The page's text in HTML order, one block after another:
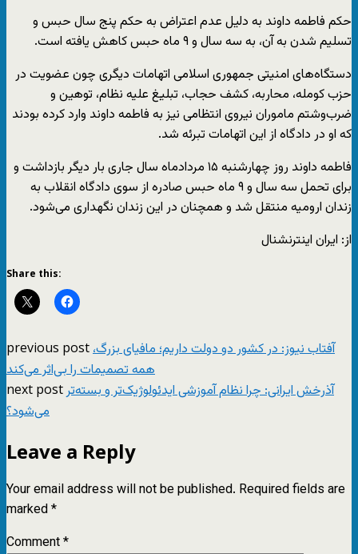
حکم فاطمه داوند به دلیل عدم اعتراض به حکم پنج سال حبس و
تسلیم شدن بە آن، بە سه سال و ٩ ماه حبس کاهش یافتە است.
دستگاه‌های امنیتی جمهوری اسلامی اتهامات دیگری چون عضویت در
حزب کوملە، محاربە، کشف حجاب، تبلیغ علیە نظام، توهین و
ضرب‌و‌شتم ماموران نیروی انتظامی نیز به فاطمه داوند وارد کرده بودند
که او در دادگاه از این اتهامات تبرئه شد.
فاطمە داوند روز چهارشنبه ۱۵ مردادماه سال‌ جاری بار دیگر بازداشت و
برای تحمل سه سال و ۹ ماه حبس صادره از سوی دادگاه انقلاب به
زندان ارومیه منتقل شد و همچنان در این زندان نگهداری می‌شود.
از: ایران اینترنشنال
Share this:
previous postآفتاب نیوز: در کشور دو دولت داریم؛ مافیای بزرگ،
همه تصمیمات را بی‌اثر می‌کند
next postآذرخش ایرانی: چرا نظام آموزشی ایدئولوژیک‌تر و بسته‌تر
می‌شود؟
Leave a Reply
Your email address will not be published. Required fields are
marked*
Comment*